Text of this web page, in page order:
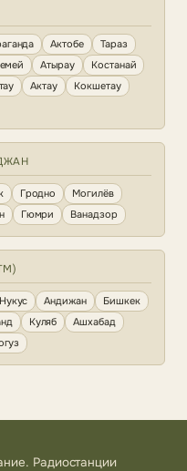
Актобе
Тараз
Атырау
Костанай
Актау
Кокшетау
Гродно
Могилёв
Гюмри Ванадзор
Нукус Андижан
Бишкек
Куляб
Ашхабад
Радиостанции